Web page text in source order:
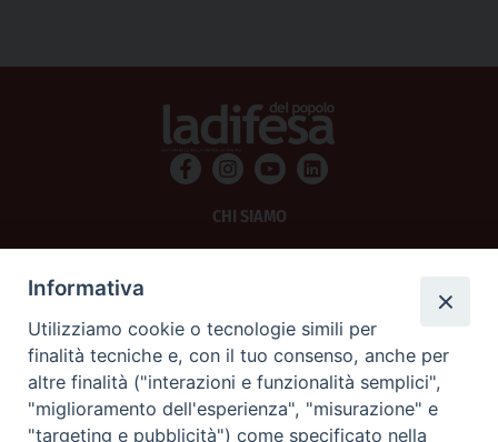
CHI SIAMO
SCRIVICI
La Difesa srl - P.iva 05125420280
Informativa
Utilizziamo cookie o tecnologie simili per
finalità tecniche e, con il tuo consenso, anche per
altre finalità ("interazioni e funzionalità semplici",
"miglioramento dell'esperienza", "misurazione" e
"targeting e pubblicità") come specificato nella